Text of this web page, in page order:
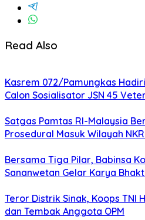
Read Also
Kasrem 072/Pamungkas
Calon Sosialisator JSN 45
Satgas Pamtas RI-Malaysia
Prosedural Masuk Wilayah
Bersama Tiga Pilar, Babinsa
Sananwetan Gelar Karya
Teror Distrik Sinak, Koops TNI
dan Tembak Anggota OPM